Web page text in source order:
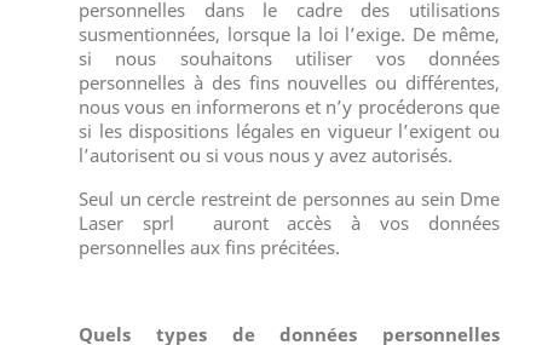
personnelles dans le cadre des utilisations
susmentionnées, lorsque la loi l’exige. De même,
si nous souhaitons utiliser vos données
personnelles à des fins nouvelles ou différentes,
nous vous en informerons et n’y procéderons que
si les dispositions légales en vigueur l’exigent ou
l’autorisent ou si vous nous y avez autorisés.
Seul un cercle restreint de personnes au sein Dme
Laser sprl auront accès à vos données
personnelles aux fins précitées.
Quels types de données personnelles